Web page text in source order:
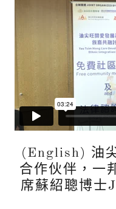
(English) 油
合作伙伴，一
席蘇紹聰博士